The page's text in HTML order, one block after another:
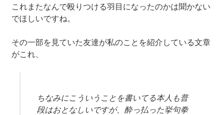
これまたなんで殴りつける羽目になったのかは聞かない
でほしいですね。
その一部を見ていた友達が私のことを紹介している文章
がこれ、
ちなみにこういうことを書いてる本人も普
段はおとなしいですが、酔っ払った挙句拳